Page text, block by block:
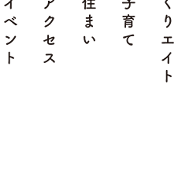
子育て
住まい
アクセス
イベント
やマニア